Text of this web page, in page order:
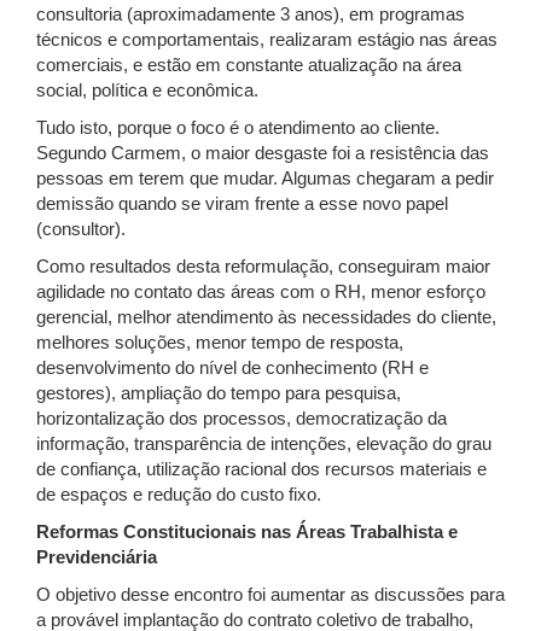
consultoria (aproximadamente 3 anos), em programas
técnicos e comportamentais, realizaram estágio nas áreas
comerciais, e estão em constante atualização na área
social, política e econômica.
Tudo isto, porque o foco é o atendimento ao cliente.
Segundo Carmem, o maior desgaste foi a resistência das
pessoas em terem que mudar. Algumas chegaram a pedir
demissão quando se viram frente a esse novo papel
(consultor).
Como resultados desta reformulação, conseguiram maior
agilidade no contato das áreas com o RH, menor esforço
gerencial, melhor atendimento às necessidades do cliente,
melhores soluções, menor tempo de resposta,
desenvolvimento do nível de conhecimento (RH e
gestores), ampliação do tempo para pesquisa,
horizontalização dos processos, democratização da
informação, transparência de intenções, elevação do grau
de confiança, utilização racional dos recursos materiais e
de espaços e redução do custo fixo.
Reformas Constitucionais nas Áreas Trabalhista e
Previdenciária
O objetivo desse encontro foi aumentar as discussões para
a provável implantação do contrato coletivo de trabalho,